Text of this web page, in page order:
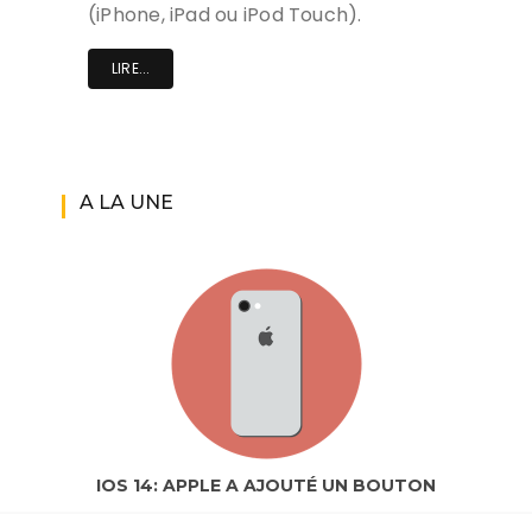
(iPhone, iPad ou iPod Touch).
LIRE...
A LA UNE
IOS 14: APPLE A AJOUTÉ UN BOUTON